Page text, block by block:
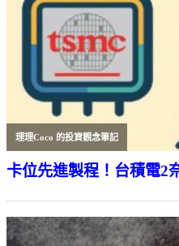
理理Coco 的投資觀念筆記
卡位先進製程！台積電2